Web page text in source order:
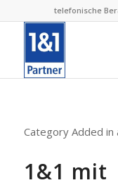
telefonische
Category Added in
1&1 mit